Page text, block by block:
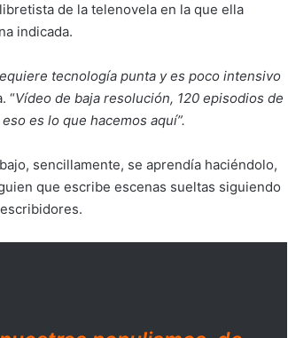
de la telenovela en la que ella
indicada.
tecnología punta y es poco intensivo
“Vídeo de baja resolución, 120 episodios de
es lo que hacemos aquí”.
sencillamente, se aprendía haciéndolo,
que escribe escenas sueltas siguiendo